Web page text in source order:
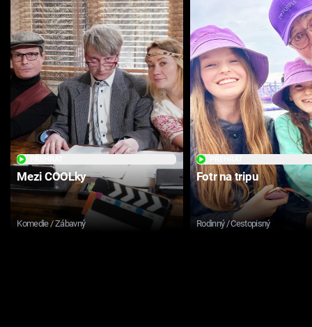
Mezi COOLky
Komedie / Zábavný
Fotr na tripu
Rodinný / Cestopisný